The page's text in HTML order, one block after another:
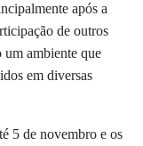
após a
de outros
um ambiente que
em diversas
5 de novembro e os